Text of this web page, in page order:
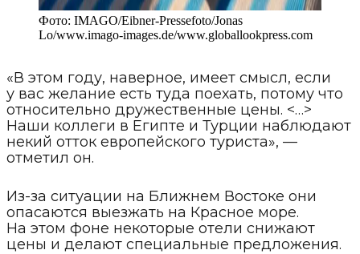
Фото: IMAGO/Eibner-Pressefoto/Jonas
Lo/www.imago-images.de/www.globallookpress.com
«В этом году, наверное, имеет смысл, если
у вас желание есть туда поехать, потому что
относительно дружественные цены. <…>
Наши коллеги в Египте и Турции наблюдают
некий отток европейского туриста», —
отметил он.
Из-за ситуации на Ближнем Востоке они
опасаются выезжать на Красное море.
На этом фоне некоторые отели снижают
цены и делают специальные предложения.